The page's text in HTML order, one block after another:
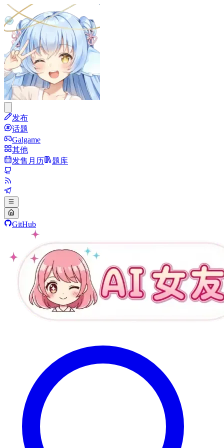
发布
话题
Galgame
其他
发售月历
题库
GitHub